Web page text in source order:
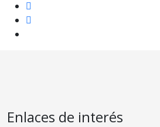
Enlaces de interés